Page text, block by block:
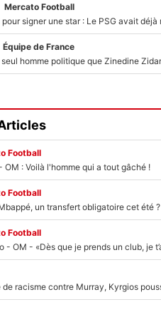
Mercato Football
Équipe de France
Football
OM : Voilà l'homme qui a tout gâché !
Football
un transfert obligatoire cet été ?
Football